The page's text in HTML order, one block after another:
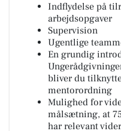
Indflydelse på
arbejdsopgaver
Supervision
Ugentlige
En grundig
bliver du
mentorordning
Mulighed for
målsætning, at
har relevant